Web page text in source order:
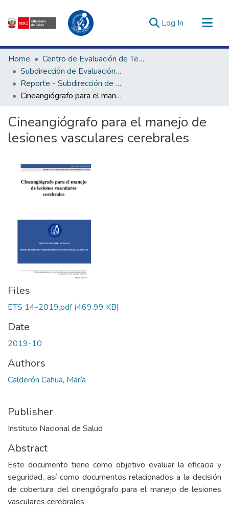
Log In (current)
Communities & Collections
All of DSpace
Statistics
Estadísticas Externas
Enlaces de interés ▾
Home
Centro de Evaluación de Tecnologías en Salud
Subdirección de Evaluación de Tecnologías Sanitarias
Reporte - Subdirección de Evaluación de Tecnologías Sanitarias
Cineangiógrafo para el manejo de lesiones vasculares cerebrales
Cineangiógrafo para el manejo de
lesiones vasculares cerebrales
Files
ETS 14-2019.pdf(469.99 KB)
Date
2019-10
Authors
Calderón Cahua, María
Publisher
Instituto Nacional de Salud
Abstract
Este documento tiene como objetivo evaluar la eficacia y
seguridad, así como documentos relacionados a la decisión
de cobertura del cinengiógrafo para el manejo de lesiones
vasculares cerebrales